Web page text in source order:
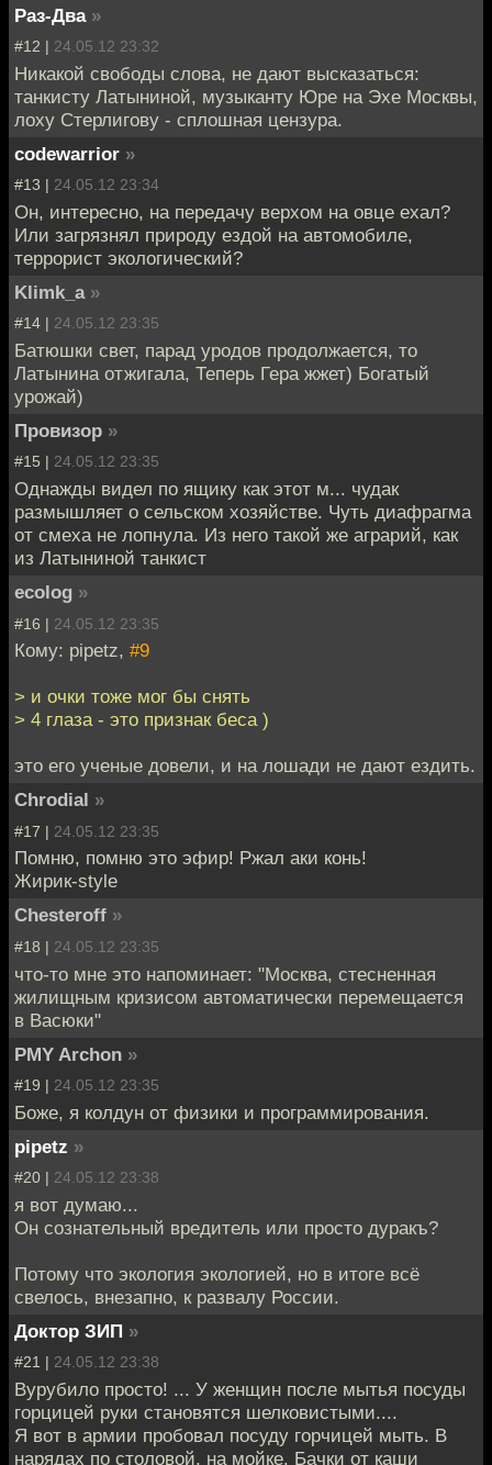
Раз-Два »
#12 | 24.05.12 23:32
Никакой свободы слова, не дают высказаться:
танкисту Латыниной, музыканту Юре на Эхе Москвы,
лоху Стерлигову - сплошная цензура.
codewarrior »
#13 | 24.05.12 23:34
Он, интересно, на передачу верхом на овце ехал?
Или загрязнял природу ездой на автомобиле,
террорист экологический?
Klimk_a »
#14 | 24.05.12 23:35
Батюшки свет, парад уродов продолжается, то
Латынина отжигала, Теперь Гера жжет) Богатый
урожай)
Провизор »
#15 | 24.05.12 23:35
Однажды видел по ящику как этот м... чудак
размышляет о сельском хозяйстве. Чуть диафрагма
от смеха не лопнула. Из него такой же аграрий, как
из Латыниной танкист
ecolog »
#16 | 24.05.12 23:35
Кому: pipetz, #9
> и очки тоже мог бы снять
> 4 глаза - это признак беса )
это его ученые довели, и на лошади не дают ездить.
Chrodial »
#17 | 24.05.12 23:35
Помню, помню это эфир! Ржал аки конь!
Жирик-style
Chesteroff »
#18 | 24.05.12 23:35
что-то мне это напоминает: "Москва, стесненная
жилищным кризисом автоматически перемещается
в Васюки"
PMY Archon »
#19 | 24.05.12 23:35
Боже, я колдун от физики и программирования.
pipetz »
#20 | 24.05.12 23:38
я вот думаю...
Он сознательный вредитель или просто дуракъ?
Потому что экология экологией, но в итоге всё
свелось, внезапно, к развалу России.
Доктор ЗИП »
#21 | 24.05.12 23:38
Вурубило просто! ... У женщин после мытья посуды
горцицей руки становятся шелковистыми....
Я вот в армии пробовал посуду горчицей мыть. В
нарядах по столовой, на мойке. Бачки от каши